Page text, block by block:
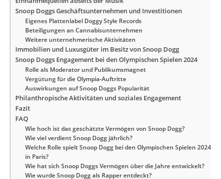
Snoop Doggs Geschäftsunternehmen und Investitionen
Eigenes Plattenlabel Doggy Style Records
Beteiligungen an Cannabisunternehmen
Weitere unternehmerische Aktivitäten
Immobilien und Luxusgüter im Besitz von Snoop Dogg
Snoop Doggs Engagement bei den Olympischen Spielen 2024
Rolle als Moderator und Publikumsmagnet
Vergütung für die Olympia-Auftritte
Auswirkungen auf Snoop Doggs Popularität
Philanthropische Aktivitäten und soziales Engagement
Fazit
FAQ
Wie hoch ist das geschätzte Vermögen von Snoop Dogg?
Wie viel verdient Snoop Dogg jährlich?
Welche Rolle spielt Snoop Dogg bei den Olympischen Spielen 2024
in Paris?
Wie hat sich Snoop Doggs Vermögen über die Jahre entwickelt?
Wie wurde Snoop Dogg als Rapper entdeckt?